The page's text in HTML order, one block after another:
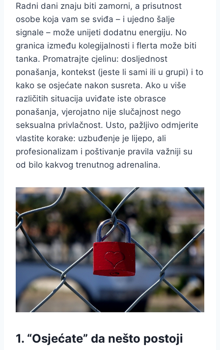
Radni dani znaju biti zamorni, a prisutnost
osobe koja vam se sviđa – i ujedno šalje
signale – može unijeti dodatnu energiju. No
granica između kolegijalnosti i flerta može biti
tanka. Promatrajte cjelinu: dosljednost
ponašanja, kontekst (jeste li sami ili u grupi) i to
kako se osjećate nakon susreta. Ako u više
različitih situacija uviđate iste obrasce
ponašanja, vjerojatno nije slučajnost nego
seksualna privlačnost. Usto, pažljivo odmjerite
vlastite korake: uzbuđenje je lijepo, ali
profesionalizam i poštivanje pravila važniji su
od bilo kakvog trenutnog adrenalina.
1. “Osjećate” da nešto postoji